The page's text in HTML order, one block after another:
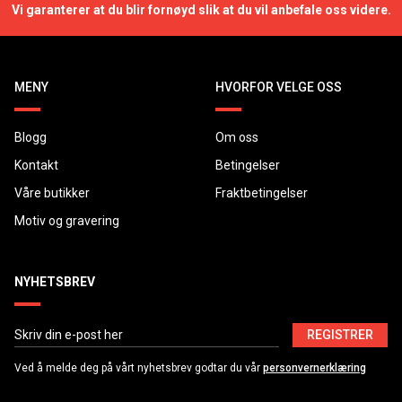
Vi garanterer at du blir fornøyd slik at du vil anbefale oss videre.
MENY
Blogg
Kontakt
Våre butikker
Motiv og gravering
HVORFOR VELGE OSS
Om oss
Betingelser
Fraktbetingelser
NYHETSBREV
REGISTRER
Ved å melde deg på vårt nyhetsbrev godtar du vår personvernerklæring